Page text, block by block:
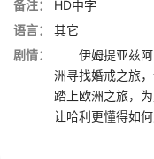
备注：
HD中字
语言：
其它
剧情：
伊姆提亚兹阿
洲寻找婚戒之旅
踏上欧洲之旅，
让哈利更懂得如